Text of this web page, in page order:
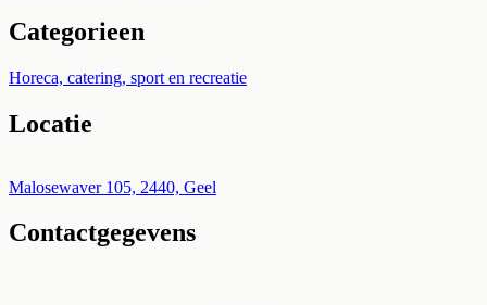
Categorieen
Horeca, catering, sport en recreatie
Locatie
+
−
Malosewaver 105, 2440, Geel
Contactgegevens